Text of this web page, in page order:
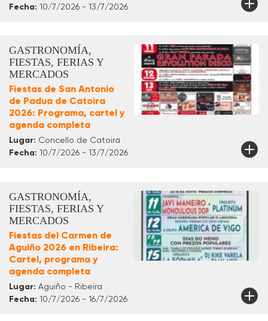
Fecha: 10/7/2026 - 13/7/2026
GASTRONOMÍA,
FIESTAS, FERIAS Y
MERCADOS
Fiestas de San Antonio
de Padua de Catoira
2026: Programa, cartel y
agenda completa
Lugar: Concello de Catoira
Fecha: 10/7/2026 - 13/7/2026
GASTRONOMÍA,
FIESTAS, FERIAS Y
MERCADOS
Fiestas del Carmen de
Aguiño 2026 en Ribeira:
Cartel, programa y
agenda completa
Lugar: Aguiño - Ribeira
Fecha: 10/7/2026 - 16/7/2026